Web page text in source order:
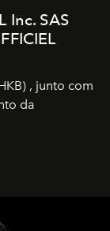
Inc. SAS
, junto com
da